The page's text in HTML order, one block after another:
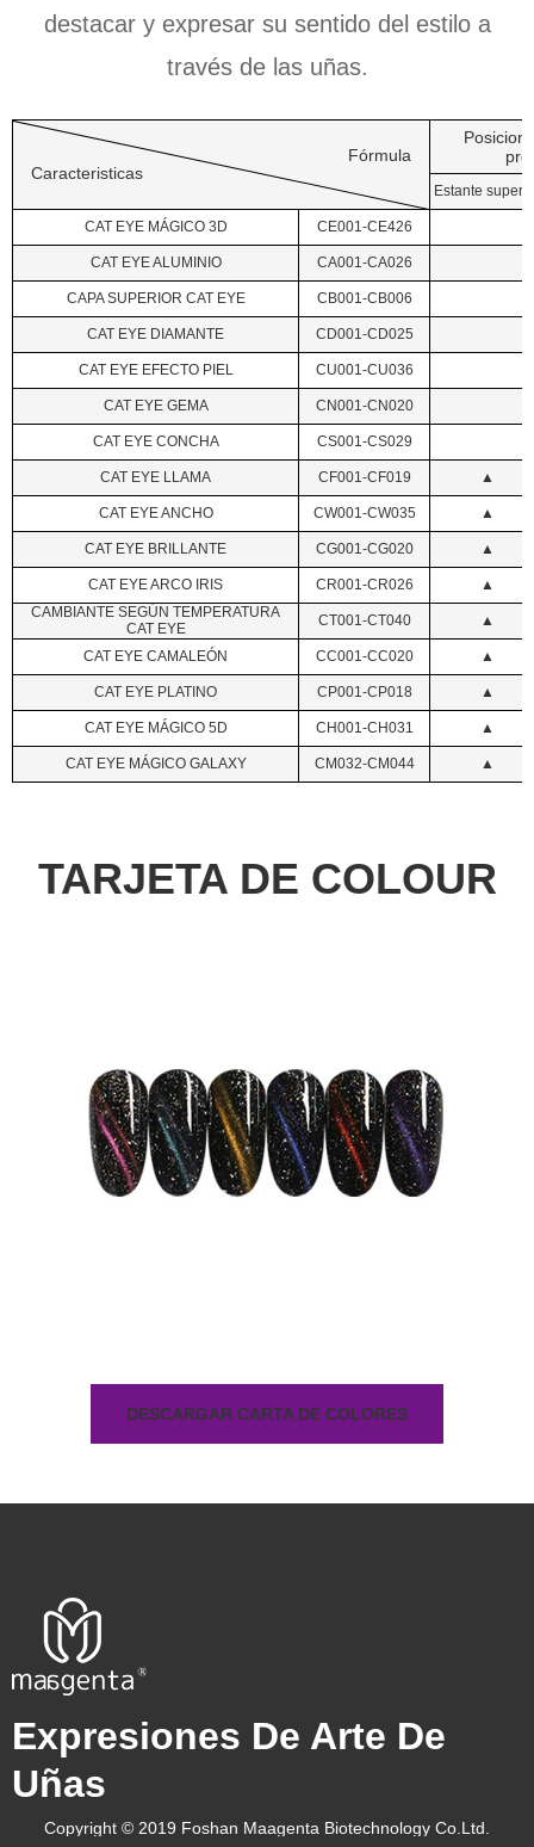
destacar y expresar su sentido del estilo a
través de las uñas.
Caracteristicas
Fórmula
Estante
CAT EYE MÁGICO 3D CE001-CE426
CAT EYE ALUMINIO CA001-CA026
CAPA SUPERIOR CAT EYE CB001-CB006
CAT EYE DIAMANTE CD001-CD025
CAT EYE EFECTO PIEL CU001-CU036
CAT EYE GEMA CN001-CN020
CAT EYE CONCHA CS001-CS029
CAT EYE LLAMA CF001-CF019 ▲
CAT EYE ANCHO CW001-CW035 ▲
CAT EYE BRILLANTE CG001-CG020 ▲
CAT EYE ARCO IRIS CR001-CR026
▲
CAMBIANTE SEGÚN TEMPERATURA
CAT EYE
CT001-CT040 ▲
CAT EYE CAMALEÓN CC001-CC020 ▲
CAT EYE PLATINO CP001-CP018 ▲
CAT EYE MÁGICO 5D CH001-CH031 ▲
CAT EYE MÁGICO GALAXY CM032-CM044 ▲
TARJETA DE COLOUR
DESCARGAR CARTA DE COLORES
Expresiones De Arte De
Uñas
Copyright © 2019 Foshan Maagenta Biotechnology Co.Ltd.